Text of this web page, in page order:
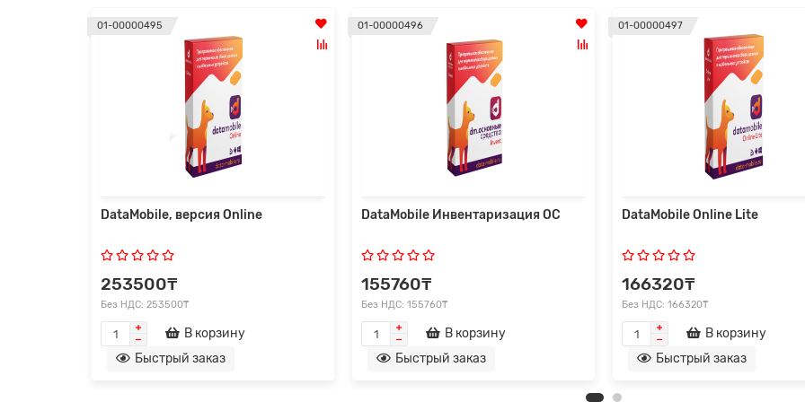
01-00000495
DataMobile, версия Online
253500₸
Без НДС: 253500₸
В корзину
Быстрый заказ
01-00000496
DataMobile Инвентаризация ОС
155760₸
Без НДС: 155760₸
В корзину
Быстрый заказ
01-00000497
DataMobile Online Lite
166320₸
Без НДС: 166320₸
В корзину
Быстрый заказ